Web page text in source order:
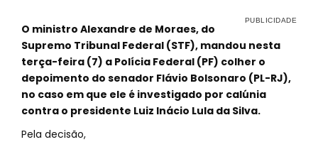
O ministro Alexandre de Moraes, do
Supremo Tribunal Federal (STF), mandou nesta
terça-feira (7) a Polícia Federal (PF) colher o
depoimento do senador Flávio Bolsonaro (PL-RJ),
no caso em que ele é investigado por calúnia
contra o presidente Luiz Inácio Lula da Silva.
Pela decisão,